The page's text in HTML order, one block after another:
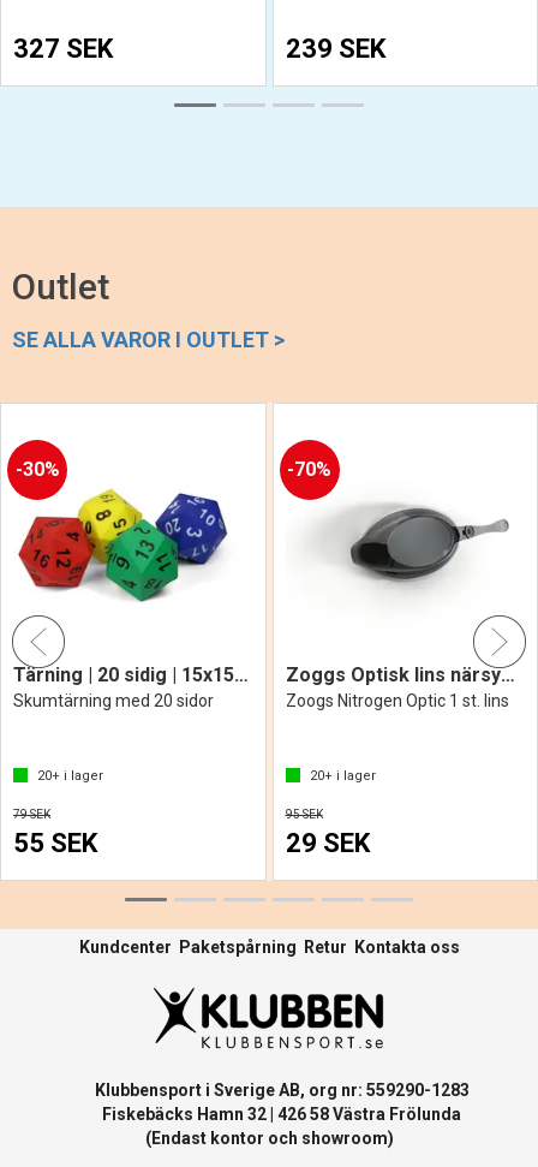
327 SEK 239 SEK
Outlet
SE ALLA VAROR I OUTLET >
30%
Tärning | 20 sidig | 15x15 cm
Skumtärning med 20 sidor
20+ i lager
79 SEK
55 SEK
70%
Zoggs Optisk lins närsynta (-)
Zoogs Nitrogen Optic 1 st. lins
20+i lager
95 SEK
29 SEK
Kundcenter Paketspårning Retur Kontakta oss
Klubbensport i Sverige AB, org nr: 559290-1283
Fiskebäcks Hamn 32 | 426 58 Västra Frölunda
(Endast kontor och showroom)